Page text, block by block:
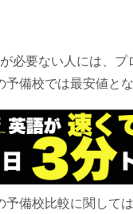
必要ない人には、プ
予備校では最安値と
ロアクティブ公式サイ
備校比較に関しては